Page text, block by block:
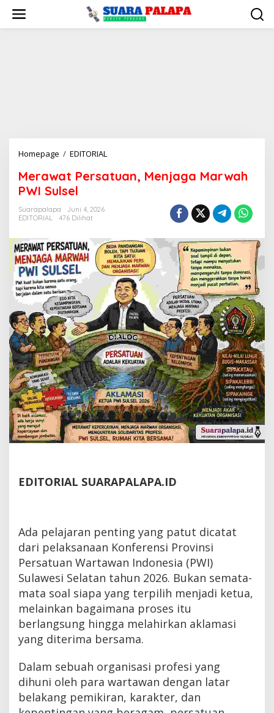
konten
Homepage / EDITORIAL
Menjaga
Merawat Persatuan, Menjaga Marwah
PWI Sulsel
Suarapalapa
Juni 4, 2026
EDITORIAL
476 Dilihat
EDITORIAL SUARAPALAPA.ID
Ada pelajaran penting yang patut dicatat
dari pelaksanaan Konferensi Provinsi
Persatuan Wartawan Indonesia (PWI)
Sulawesi Selatan tahun 2026. Bukan semata-
mata soal siapa yang terpilih menjadi ketua,
melainkan bagaimana proses itu
berlangsung hingga melahirkan aklamasi
yang diterima bersama.
Dalam sebuah organisasi profesi yang
dihuni oleh para wartawan dengan latar
belakang pemikiran, karakter, dan